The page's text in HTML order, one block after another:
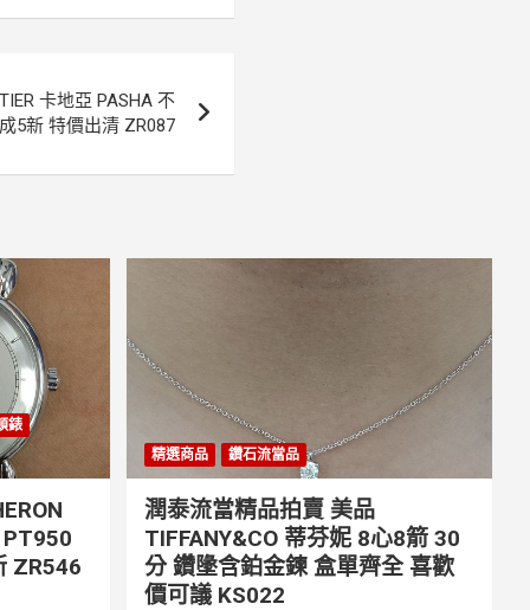
卡地亞 PASHA 不
5新 特價出清 ZR087
錶
ZR546
精選商品 鑽石流當品
潤泰流當精品拍賣 美品
TIFFANY&CO 蒂芬妮 8心8箭 30
分 鑽墬含鉑金鍊 盒單齊全 喜歡
價可議 KS022